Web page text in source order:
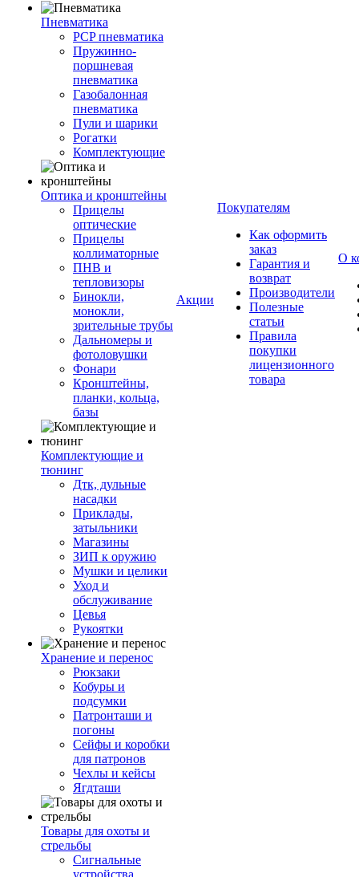
Пневматика
PCP пневматика
Пружинно-
поршневая
пневматика
Газобалонная
пневматика
Пули и шарики
Рогатки
Комплектующие
Оптика и кронштейны
Прицелы
оптические
Прицелы
коллиматорные
ПНВ и
тепловизоры
Бинокли,
монокли,
зрительные трубы
Дальномеры и
фотоловушки
Фонари
Кронштейны,
планки, кольца,
базы
Комплектующие и
тюнинг
Дтк, дульные
насадки
Приклады,
затыльники
Магазины
ЗИП к оружию
Мушки и целики
Уход и
обслуживание
Цевья
Рукоятки
Хранение и перенос
Рюкзаки
Кобуры и
подсумки
Патронташи и
погоны
Сейфы и коробки
для патронов
Чехлы и кейсы
Ягдташи
Товары для охоты и
стрельбы
Сигнальные
устройства
Акции
Покупателям
Как оформить
заказ
Гарантия и
возврат
Производители
Полезные
статьи
Правила
покупки
лицензионного
товара
О